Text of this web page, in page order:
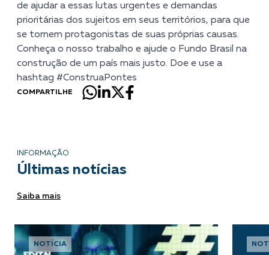
de ajudar a essas lutas urgentes e demandas
prioritárias dos sujeitos em seus territórios, para que
se tornem protagonistas de suas próprias causas.
Conheça o nosso trabalho e ajude o Fundo Brasil na
construção de um país mais justo. Doe e use a
hashtag #ConstruaPontes
COMPARTILHE
INFORMAÇÃO
Últimas notícias
Saiba mais
NOTÍCIA